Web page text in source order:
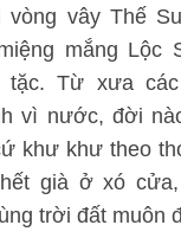
vòng vây Thế
mắng Lộc
tặc. Từ xưa
vì nước, đời
khư khư theo
già ở xó
trời đất muôn